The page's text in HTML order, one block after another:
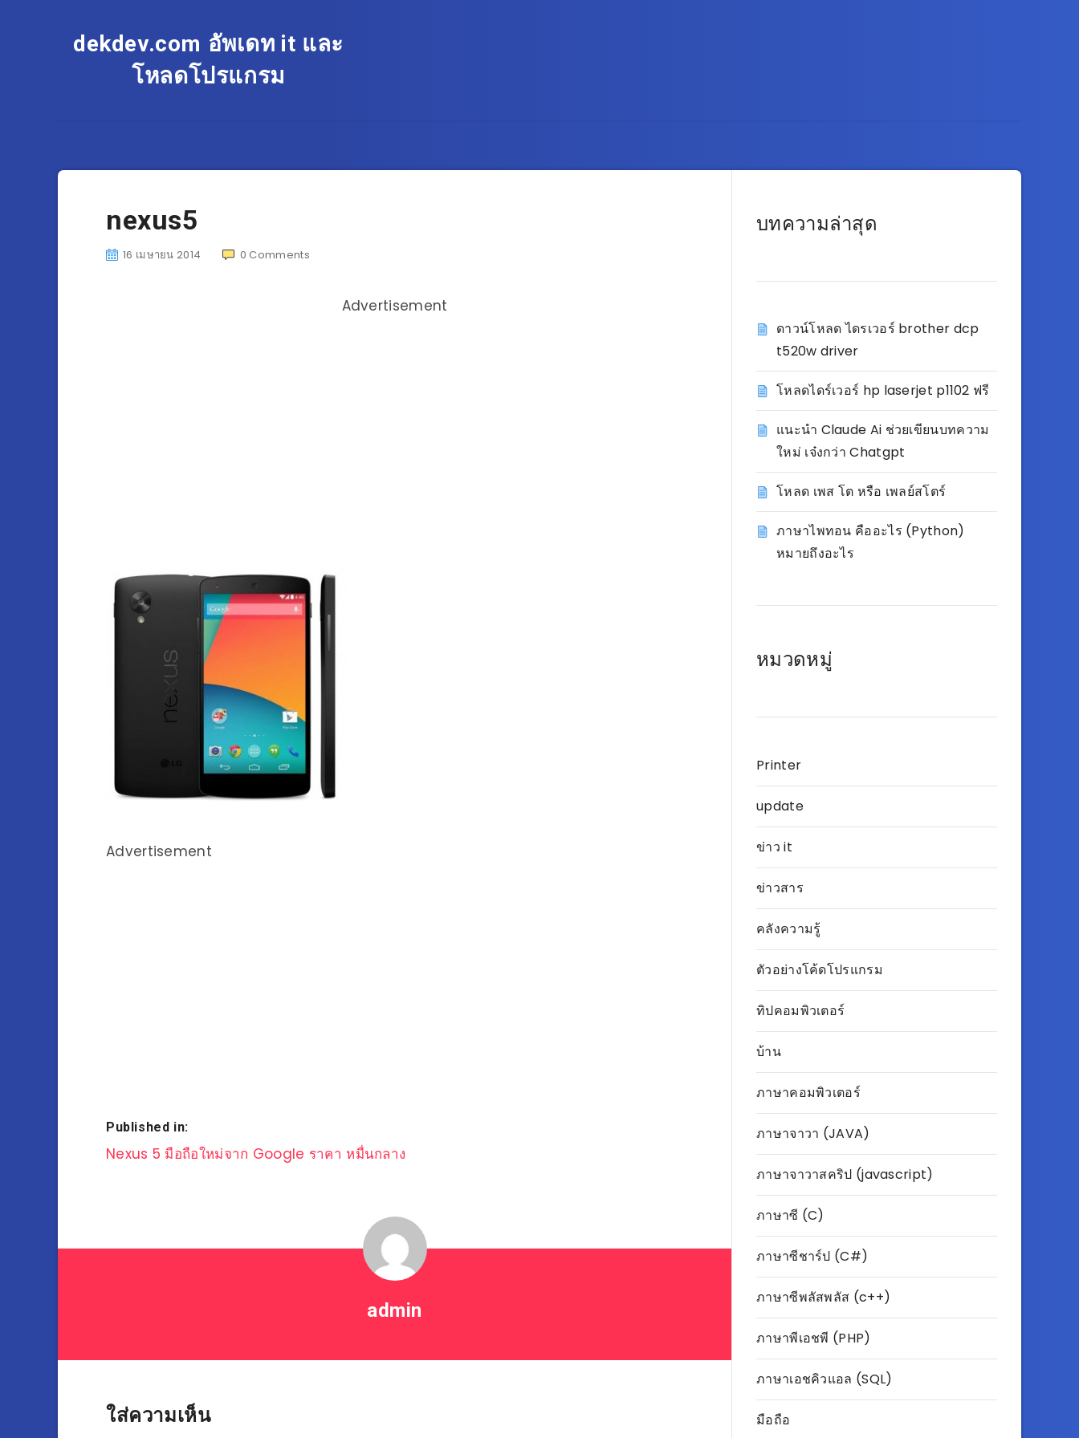
dekdev.com อัพเดท it และ
โหลดโปรแกรม
nexus5
16 เมษายน 2014 0 Comments
Advertisement
Advertisement
Published in:
แนะแนว
Nexus 5 มือถือใหม่จาก Google ราคา หมื่นกลาง
admin
ใส่ความเห็น
บทความล่าสุด
ดาวน์โหลด ไดรเวอร์ brother dcp
t520w driver
โหลดไดร์เวอร์ hp laserjet p1102 ฟรี
แนะนำ Claude Ai ช่วยเขียนบทความ
ใหม่ เจ๋งกว่า Chatgpt
โหลด เพส โต หรือ เพลย์สโตร์
ภาษาไพทอน คืออะไร (Python)
หมายถึงอะไร
หมวดหมู่
Printer
update
ข่าว it
ข่าวสาร
คลังความรู้
ตัวอย่างโค้ดโปรแกรม
ทิปคอมพิวเตอร์
บ้าน
ภาษาคอมพิวเตอร์
ภาษาจาวา (JAVA)
ภาษาจาวาสคริป (javascript)
ภาษาซี (C)
ภาษาซีชาร์ป (C#)
ภาษาซีพลัสพลัส (c++)
ภาษาพีเอชพี (PHP)
ภาษาเอชคิวแอล (SQL)
มือถือ